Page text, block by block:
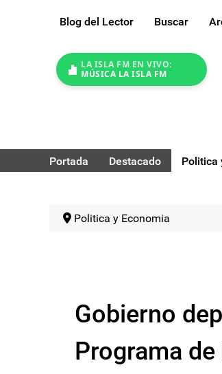
Blog del Lector Buscar
LA ISLA FM EN VIVO:
MÚSICA LA ISLA FM
Portada Destacado Politica
Politica y Economia
Gobierno
Programa de